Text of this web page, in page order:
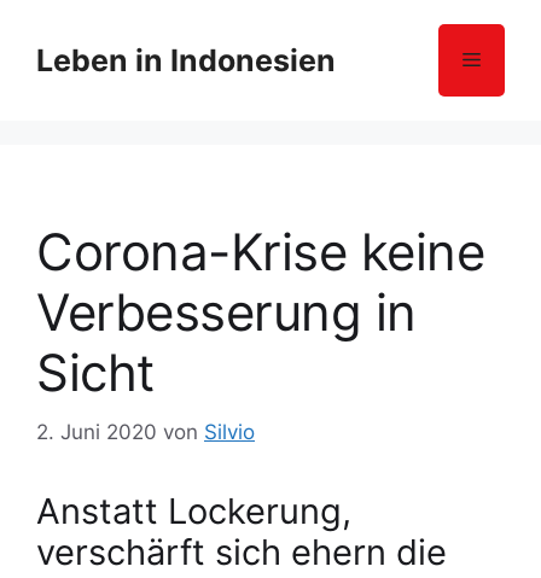
Leben in Indonesien Menü
Corona-Krise keine
Verbesserung in
Sicht
2. Juni 2020 von Silvio
Anstatt Lockerung,
verschärft sich ehern die